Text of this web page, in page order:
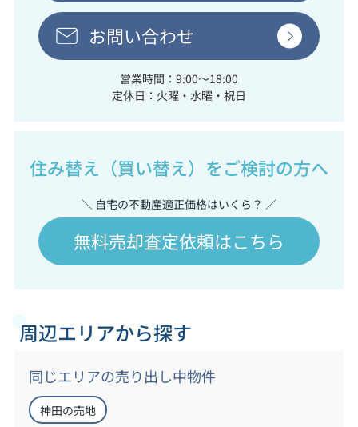
お問い合わせ
営業時間：9:00～18:00
定休日：火曜・水曜・祝日
住み替え（買い替え）をご検討の方へ
＼ 自宅の不動産適正価格はいくら？ ／
無料売却査定依頼はこちら
周辺エリアから探す
同じエリアの売り出し中物件
神田の売地